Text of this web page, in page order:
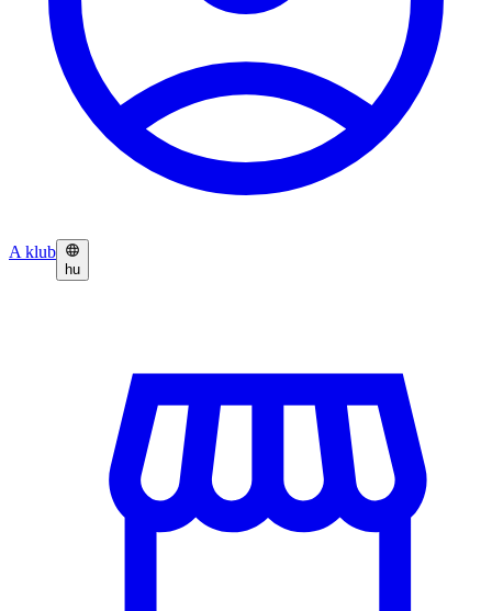
A klub
hu